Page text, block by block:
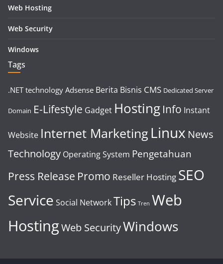
Web Hosting
Web Security
Windows
Tags
.NET technology Adsense Berita Bisnis CMS Dedicated Server
Domain E-Lifestyle Gadget Hosting Info Instant
Website Internet Marketing Linux News
Technology Operating System Pengetahuan
Press Release Promo Reseller Hosting SEO
Service Social NetworkTips Tren Web
HostingWeb SecurityWindows